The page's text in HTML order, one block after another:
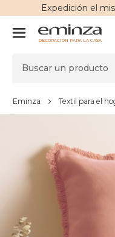
Expedición el
DECORACIÓN PARA LA CASA
Eminza Textil para el